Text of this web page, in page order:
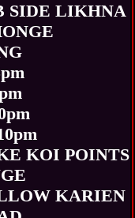
SIDE LIKHNA
KOI POINTS
KARIEN